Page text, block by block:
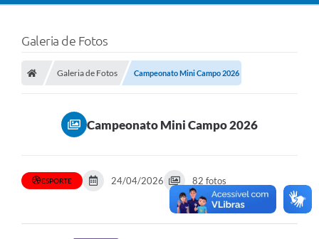
Galeria de Fotos
Galeria de Fotos Campeonato Mini Campo 2026
Campeonato Mini Campo 2026
ESPORTE 24/04/2026 82 fotos